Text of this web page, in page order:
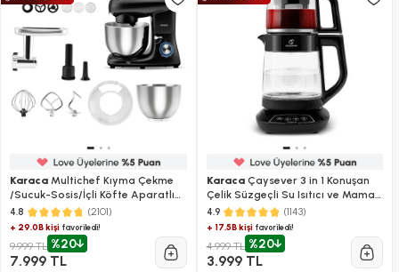
Karaca Multichef Kıyma Çekme
/Sucuk-Sosis/İçli Köfte Aparatlı
Hamur Yoğurma Makinesi Shiny
Black 1900W 5,5L
4.8 (2101)
+ 29.0B kişi favoriledi!
9.999 TL %20
7.999 TL
KaracaÇaysever 3 in 1 Konuşan
Çelik Süzgeçli Su Isıtıcı ve Mama
Suyu Hazırlama Cam Çay
Makinesi Black
4.9 (1143)
+ 17.5B kişifavoriledi!
4.999 TL %20
3.999 TL